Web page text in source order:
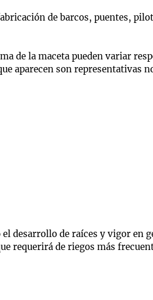
de barcos, puentes,
de la maceta pueden variar
aparecen son representativas
desarrollo de raíces y vigor en
requerirá de riegos más